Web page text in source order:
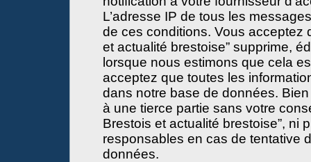
L’adresse IP de tous les
de ces conditions. Vous acceptez
et actualité brestoise” supprime,
lorsque nous estimons que cela
acceptez que toutes les
dans notre base de données.
à une tierce partie sans votre
Brestois et actualité brestoise”, ni
responsables en cas de tentative
données.